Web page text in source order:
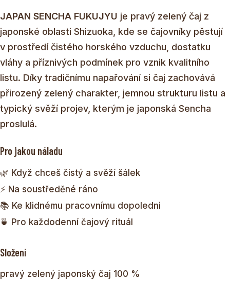
JAPAN SENCHA FUKUJYU je pravý zelený čaj z
japonské oblasti Shizuoka, kde se čajovníky pěstují
v prostředí čistého horského vzduchu, dostatku
vláhy a příznivých podmínek pro vznik kvalitního
listu. Díky tradičnímu napařování si čaj zachovává
přirozený zelený charakter, jemnou strukturu listu a
typický svěží projev, kterým je japonská Sencha
proslulá.
Pro jakou náladu
🌿 Když chceš čistý a svěží šálek
⚡ Na soustředěné ráno
📚 Ke klidnému pracovnímu dopoledni
🍵 Pro každodenní čajový rituál
Složení
pravý zelený japonský čaj 100 %